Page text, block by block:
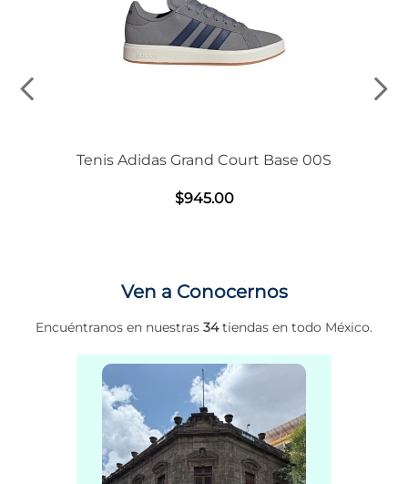
Tenis Adidas Grand Court Base 00S
$945.00
Ven a Conocernos
Encuéntranos en nuestras 34tiendas en todo México.